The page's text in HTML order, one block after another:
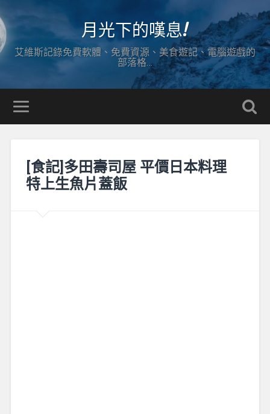
月光下的嘆息!
艾維斯記錄免費軟體、免費資源、美食遊記、電腦遊戲的
部落格…
[食記]多田壽司屋 平價日本料理
特上生魚片蓋飯